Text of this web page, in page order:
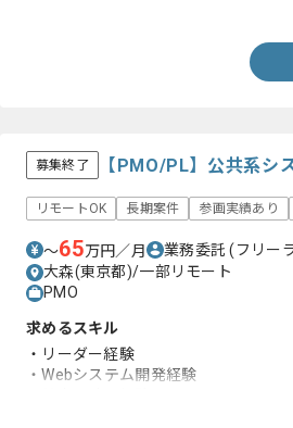
募集終了 【PMO/PL】公共系シ
リモートOK 長期案件 参画実績あり
〜65万円／月 業務委託(フリー
大森(東京都)/一部リモート
PMO
求めるスキル
・リーダー経験
・Webシステム開発経験